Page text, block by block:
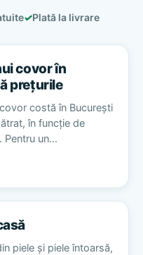
✓Plată la livrare
covor în
prețurile
costă în București
în funcție de
Pentru un…
piele și piele întoarsă,